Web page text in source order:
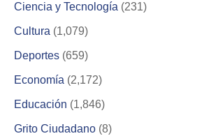
Ciencia y Tecnología (231)
Cultura (1,079)
Deportes (659)
Economía (2,172)
Educación (1,846)
Grito Ciudadano (8)